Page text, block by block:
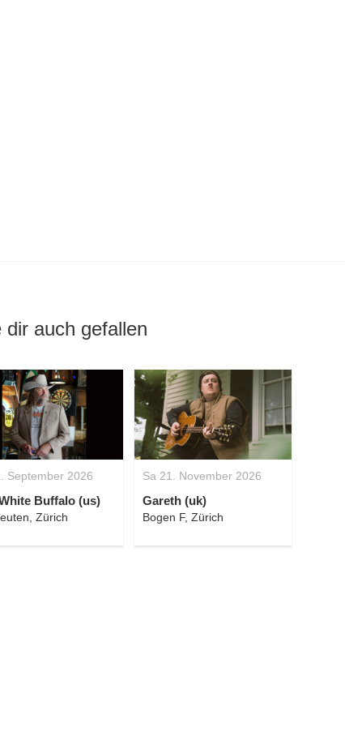
dir auch gefallen
September 2026
Buffalo (us)
Zürich
Sa 21. November 2026
Gareth (uk)
Bogen F, Zürich